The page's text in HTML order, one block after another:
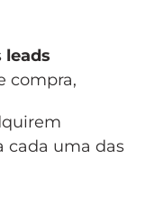
leads
compra,
cada uma das